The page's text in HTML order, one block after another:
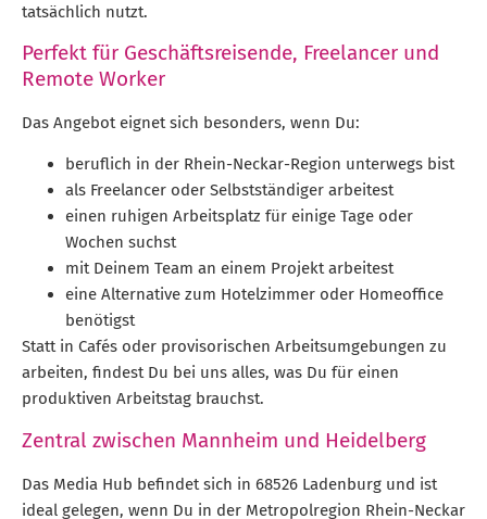
tatsächlich nutzt.
Perfekt für Geschäftsreisende, Freelancer und
Remote Worker
Das Angebot eignet sich besonders, wenn Du:
beruflich in der Rhein-Neckar-Region unterwegs bist
als Freelancer oder Selbstständiger arbeitest
einen ruhigen Arbeitsplatz für einige Tage oder
Wochen suchst
mit Deinem Team an einem Projekt arbeitest
eine Alternative zum Hotelzimmer oder Homeoffice
benötigst
Statt in Cafés oder provisorischen Arbeitsumgebungen zu
arbeiten, findest Du bei uns alles, was Du für einen
produktiven Arbeitstag brauchst.
Zentral zwischen Mannheim und Heidelberg
Das Media Hub befindet sich in 68526 Ladenburg und ist
ideal gelegen, wenn Du in der Metropolregion Rhein-Neckar